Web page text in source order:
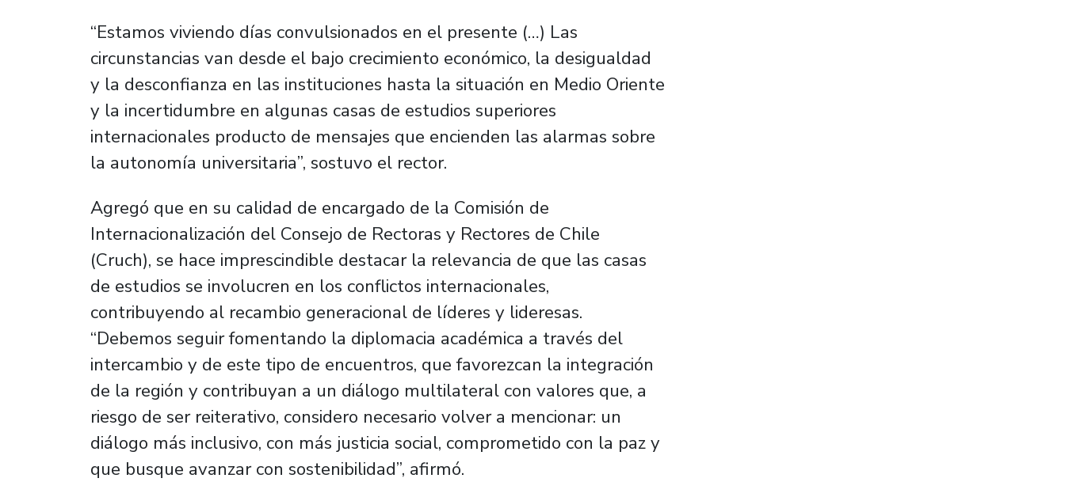
“Estamos viviendo días convulsionados en el presente (…) Las
circunstancias van desde el bajo crecimiento económico, la desigualdad
y la desconfianza en las instituciones hasta la situación en Medio Oriente
y la incertidumbre en algunas casas de estudios superiores
internacionales producto de mensajes que encienden las alarmas sobre
la autonomía universitaria”, sostuvo el rector.
Agregó que en su calidad de encargado de la Comisión de
Internacionalización del Consejo de Rectoras y Rectores de Chile
(Cruch), se hace imprescindible destacar la relevancia de que las casas
de estudios se involucren en los conflictos internacionales,
contribuyendo al recambio generacional de líderes y lideresas.
“Debemos seguir fomentando la diplomacia académica a través del
intercambio y de este tipo de encuentros, que favorezcan la integración
de la región y contribuyan a un diálogo multilateral con valores que, a
riesgo de ser reiterativo, considero necesario volver a mencionar: un
diálogo más inclusivo, con más justicia social, comprometido con la paz y
que busque avanzar con sostenibilidad”, afirmó.